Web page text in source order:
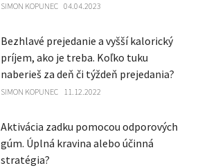
SIMON KOPUNEC 04.04.2023
Bezhlavé prejedanie a vyšší kalorický
príjem, ako je treba. Koľko tuku
naberieš za deň či týždeň prejedania?
SIMON KOPUNEC 11.12.2022
Aktivácia zadku pomocou odporových
gúm. Úplná kravina alebo účinná
stratégia?